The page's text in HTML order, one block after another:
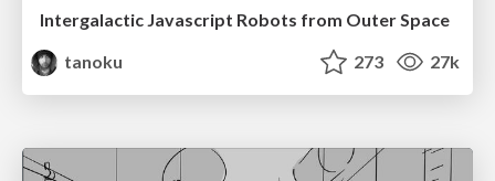
Intergalactic Javascript Robots from Outer Space
tanoku
273 27k